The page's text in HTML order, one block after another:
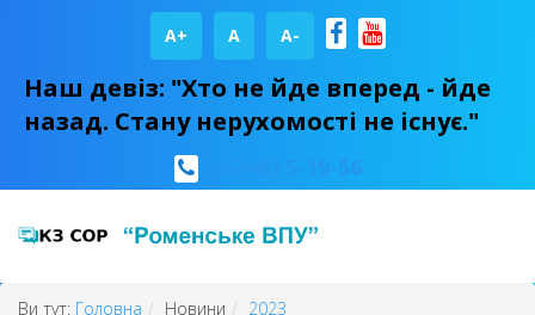
A+ А A-
Наш девіз: "Хто не йде вперед - йде
назад. Стану нерухомості не існує."
Ви тут: Головна Новини
2023